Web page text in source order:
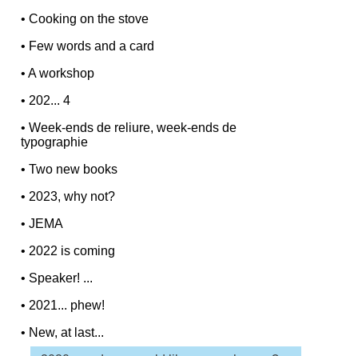
•Cooking on the stove
• Few words and a card
•A workshop
• 202... 4
•Week-ends de reliure, week-ends de
typographie
•Two new books
• 2023, why not?
•JEMA
• 2022 is coming
• Speaker! ...
• 2021... phew!
• New, at last...